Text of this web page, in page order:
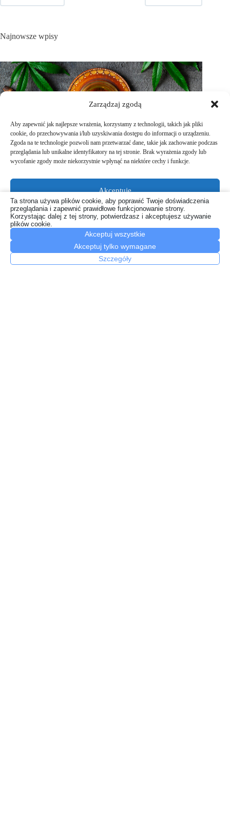
Zarządzaj zgodą
Aby zapewnić jak najlepsze wrażenia, korzystamy z technologii, takich jak pliki
cookie, do przechowywania i/lub uzyskiwania dostępu do informacji o urządzeniu.
Zgoda na te technologie pozwoli nam przetwarzać dane, takie jak zachowanie podczas
przeglądania lub unikalne identyfikatory na tej stronie. Brak wyrażenia zgody lub
wycofanie zgody może niekorzystnie wpłynąć na niektóre cechy i funkcje.
Akceptuję
Odmów
Zobacz preferencje
Polityka plików cookiesPolityka prywatności
Najnowsze wpisy
Olejki CBD a leki – kiedy trzeba uważać?
22 lipca, 2026
Ta strona używa plików cookie, aby poprawić Twoje doświadczenia
przeglądania i zapewnić prawidłowe funkcjonowanie strony.
Korzystając dalej z tej strony, potwierdzasz i akceptujesz używanie
plików cookie.
Akceptuj wszystkie
Akceptuj tylko wymagane
Szczegóły